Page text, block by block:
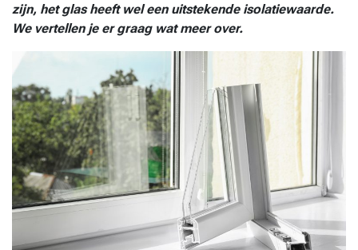
zijn, het glas heeft wel een uitstekende isolatiewaarde.
We vertellen je er graag wat meer over.